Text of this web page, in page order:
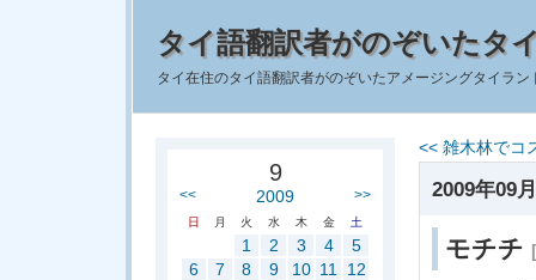
タイ語翻訳者がのぞいたタ
タイ在住のタイ語翻訳者がのぞいたアメージングタイラ
<< 雑木林でコ
2009年09
モチチ
9
<< 2009 >>
日 月 火 水 木 金 土
1 2 3 4
5
6
7 8 9 10 11
12